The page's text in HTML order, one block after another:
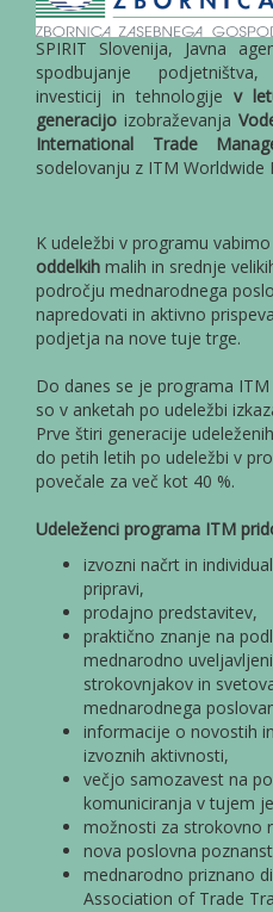
SPIRIT Slovenija, Javna
spodbujanje
investicij in tehnologije v
generacijo izobraževanja
International Trade
sodelovanju z ITM Worldwide
K udeležbi v programu vabimo
oddelkih malih in srednje
področju mednarodnega
napredovati in aktivno
podjetja na nove tuje trge.
Do danes se je programa
so v anketah po udeležbi
Prve štiri generacije
do petih letih po udeležbi v
povečale za več kot 40 %.
Udeleženci programa ITM
izvozni načrt in
pripravi,
prodajno predstavitev,
praktično znanje na
mednarodno
strokovnjakov in
mednarodnega
informacije o novostih
izvoznih aktivnosti,
večjo samozavest na
komuniciranja v tujem
možnosti za strokovno
nova poslovna
mednarodno priznano
Association of Trade